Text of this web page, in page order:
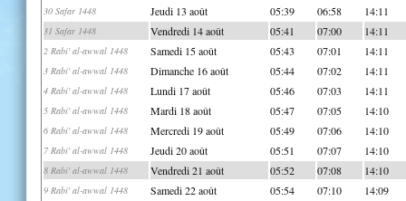
30 Safar 1448 Jeudi 13 août 05:39 06:58 14:11
31 Safar 1448 Vendredi 14 août 05:41 07:00 14:11
2 Rabi' al-awwal 1448 Samedi 15 août 05:43 07:01 14:11
3 Rabi' al-awwal 1448 Dimanche 16 août 05:44 07:02 14:11
4 Rabi' al-awwal 1448 Lundi 17 août 05:46 07:03 14:11
5 Rabi' al-awwal 1448 Mardi 18 août 05:47 07:05 14:10
6 Rabi' al-awwal 1448 Mercredi 19 août 05:49 07:06 14:10
7 Rabi' al-awwal 1448 Jeudi 20 août 05:51 07:07 14:10
8 Rabi' al-awwal 1448 Vendredi 21 août 05:52 07:08 14:10
9 Rabi' al-awwal 1448 Samedi 22 août 05:54 07:10 14:09